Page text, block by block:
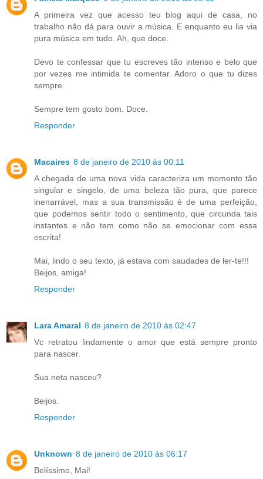
A primeira vez que acesso teu blog aqui de casa, no
trabalho não dá para ouvir a música. E enquanto eu lia via
pura música em tudo. Ah, que doce.
Devo te confessar que tu escreves tão intenso e belo que
por vezes me intimida te comentar. Adoro o que tu dizes
sempre.
Sempre tem gosto bom. Doce.
Responder
Macaires 8 de janeiro de 2010 às 00:11
A chegada de uma nova vida caracteriza um momento tão
singular e singelo, de uma beleza tão pura, que parece
inenarrável, mas a sua transmissão é de uma perfeição,
que podemos sentir todo o sentimento, que circunda tais
instantes e não tem como não se emocionar com essa
escrita!
Mai, lindo o seu texto, já estava com saudades de ler-te!!!
Beijos, amiga!
Responder
Lara Amaral 8 de janeiro de 2010 às 02:47
Vc retratou lindamente o amor que está sempre pronto
para nascer.
Sua neta nasceu?
Beijos.
Responder
Unknown 8 de janeiro de 2010 às 06:17
Belíssimo, Mai!